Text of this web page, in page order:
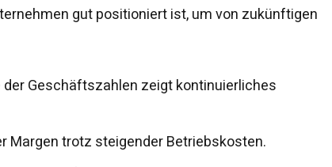
gut positioniert ist, um von zukünftigen
der Geschäftszahlen zeigt kontinuierliches
Margen trotz steigender Betriebskosten.